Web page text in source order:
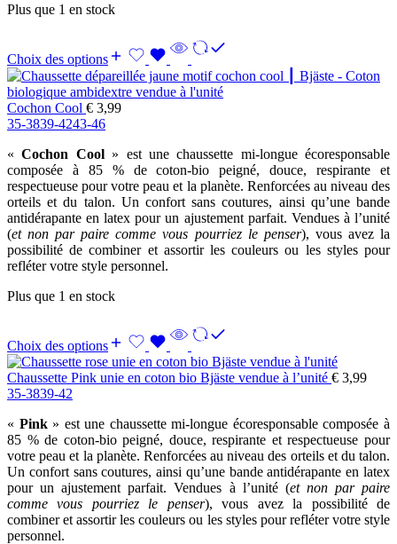
Plus que 1 en stock
Choix des options
Cochon Cool € 3,99
35-3839-4243-46
«Cochon Cool» est une chaussette mi-longue écoresponsable
composée à 85 % de coton-bio peigné, douce, respirante et
respectueuse pour votre peau et la planète. Renforcées au niveau des
orteils et du talon. Un confort sans coutures, ainsi qu’une bande
antidérapante en latex pour un ajustement parfait. Vendues à l’unité
(et non par paire comme vous pourriez le penser), vous avez la
possibilité de combiner et assortir les couleurs ou les styles pour
refléter votre style personnel.
Plus que 1 en stock
Choix des options
Chaussette Pink unie en coton bio Bjäste vendue à l’unité € 3,99
35-3839-42
« Pink» est une chaussette mi-longue écoresponsable composée à
85 % de coton-bio peigné, douce, respirante et respectueuse pour
votre peau et la planète. Renforcées au niveau des orteils et du talon.
Un confort sans coutures, ainsi qu’une bande antidérapante en latex
pour un ajustement parfait. Vendues à l’unité (et non par paire
comme vous pourriez le penser), vous avez la possibilité de
combiner et assortir les couleurs ou les styles pour refléter votre style
personnel.